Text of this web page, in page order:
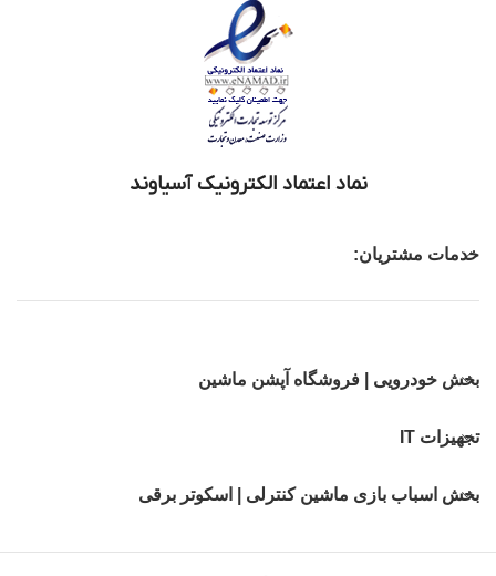
نماد اعتماد الکترونیک آسیاوند
خدمات مشتریان:
بخش خودرویی | فروشگاه آپشن ماشین
تجهیزات IT
بخش اسباب بازی ماشین کنترلی | اسکوتر برقی